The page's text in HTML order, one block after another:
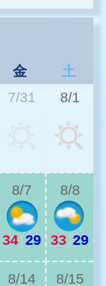
金
土
7/31 8/1
8/7
34|29
8/8
33|29
8/14 8/15